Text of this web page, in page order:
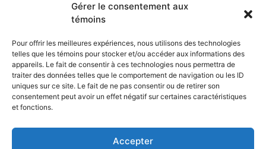
Gérer le consentement aux
témoins
Pour offrir les meilleures expériences, nous utilisons des technologies
telles que les témoins pour stocker et/ou accéder aux informations des
appareils. Le fait de consentir à ces technologies nous permettra de
traiter des données telles que le comportement de navigation ou les ID
uniques sur ce site. Le fait de ne pas consentir ou de retirer son
consentement peut avoir un effet négatif sur certaines caractéristiques
et fonctions.
Accepter
Les éditeurs
Les experts et collaborateurs